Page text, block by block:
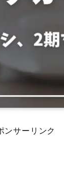
ンサーリンク